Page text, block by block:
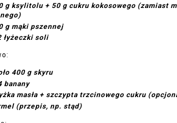
g ksylitolu + 50 g cukru kokosowego (zamiast
g mąki pszennej
łyżeczki soli
400 g skyru
banany
masła + szczypta trzcinowego cukru
(przepis, np. stąd)